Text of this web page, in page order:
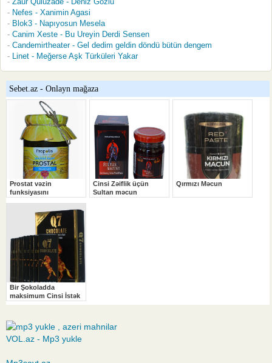
Nefes - Xanimin Agasi
Blok3 - Napıyosun Mesela
Canim Xeste - Bu Ureyin Derdi Sensen
Candemirtheater - Gel dedim geldin döndü bütün dengem
Linet - Meğerse Aşk Türküleri Yakar
VOL.az - Mp3 yukle